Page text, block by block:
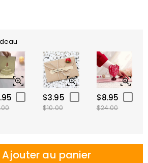
$3.95
$10.00
$8.95
$24.00
Ajouter au panier